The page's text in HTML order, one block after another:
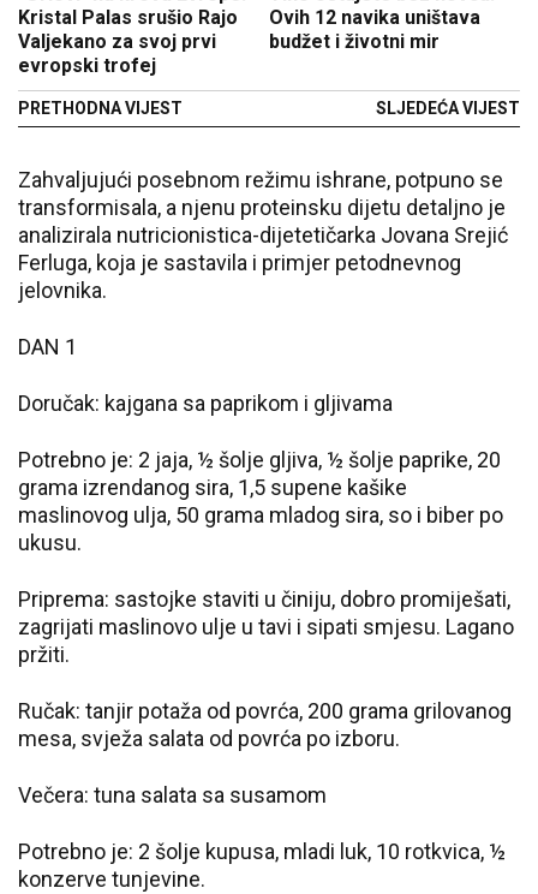
Kristal Palas srušio Rajo
Valjekano za svoj prvi
evropski trofej
PRETHODNA VIJEST
Ovih 12 navika uništava
budžet i životni mir
SLJEDEĆA VIJEST
Zahvaljujući posebnom režimu ishrane, potpuno se
transformisala, a njenu proteinsku dijetu detaljno je
analizirala nutricionistica-dijetetičarka Jovana Srejić
Ferluga, koja je sastavila i primjer petodnevnog
jelovnika.
DAN 1
Doručak: kajgana sa paprikom i gljivama
Potrebno je: 2 jaja, ½ šolje gljiva, ½ šolje paprike, 20
grama izrendanog sira, 1,5 supene kašike
maslinovog ulja, 50 grama mladog sira, so i biber po
ukusu.
Priprema: sastojke staviti u činiju, dobro promiješati,
zagrijati maslinovo ulje u tavi i sipati smjesu. Lagano
pržiti.
Ručak: tanjir potaža od povrća, 200 grama grilovanog
mesa, svježa salata od povrća po izboru.
Večera: tuna salata sa susamom
Potrebno je: 2 šolje kupusa, mladi luk, 10 rotkvica, ½
konzerve tunjevine.